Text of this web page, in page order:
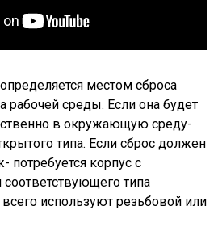
местом сброса
рабочей среды. Если она будет
в окружающую среду-
типа. Если сброс должен
потребуется корпус с
типа
используют резьбовой или